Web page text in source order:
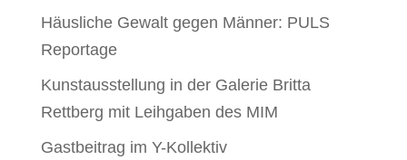
Häusliche Gewalt gegen Männer: PULS
Reportage
Kunstausstellung in der Galerie Britta
Rettberg mit Leihgaben des MIM
Gastbeitrag im Y-Kollektiv